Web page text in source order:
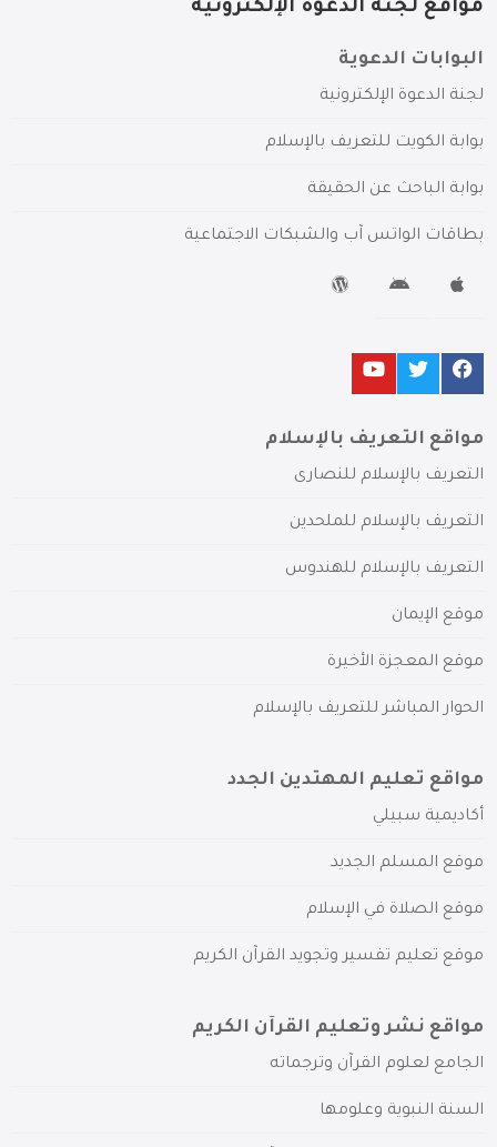
مواقع لجنة الدعوة الإلكترونية
البوابات الدعوية
لجنة الدعوة الإلكترونية
بوابة الكويت للتعريف بالإسلام
بوابة الباحث عن الحقيقة
بطاقات الواتس آب والشبكات الاجتماعية
مواقع التعريف بالإسلام
التعريف بالإسلام للنصارى
التعريف بالإسلام للملحدين
التعريف بالإسلام للهندوس
موقع الإيمان
موقع المعجزة الأخيرة
الحوار المباشر للتعريف بالإسلام
مواقع تعليم المهتدين الجدد
أكاديمية سبيلي
موقع المسلم الجديد
موقع الصلاة في الإسلام
موقع تعليم تفسير وتجويد القرآن الكريم
مواقع نشر وتعليم القرآن الكريم
الجامع لعلوم القرآن وترجماته
السنة النبوية وعلومها